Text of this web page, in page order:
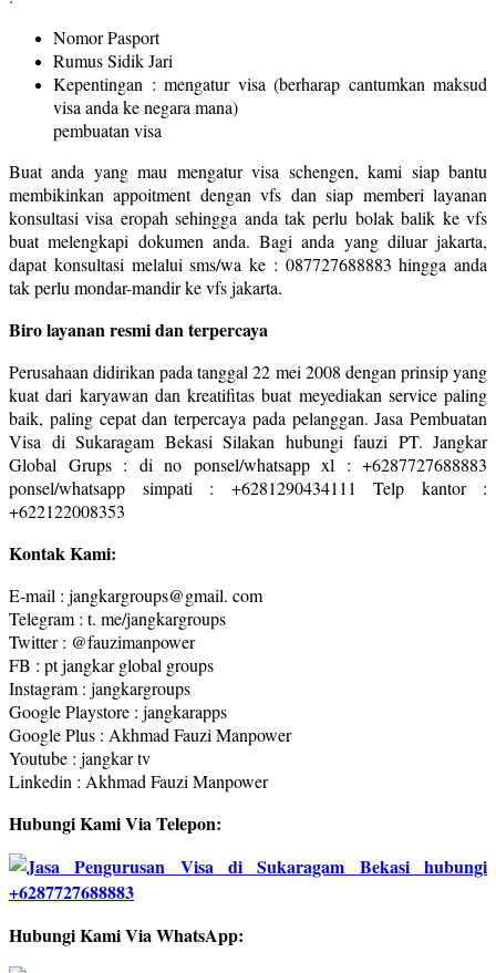
Nomor Pasport
Rumus Sidik Jari
Kepentingan : mengatur visa (berharap cantumkan maksud
visa anda ke negara mana)
pembuatan visa
Buat anda yang mau mengatur visa schengen, kami siap bantu
membikinkan appoitment dengan vfs dan siap memberi layanan
konsultasi visa eropah sehingga anda tak perlu bolak balik ke vfs
buat melengkapi dokumen anda. Bagi anda yang diluar jakarta,
dapat konsultasi melalui sms/wa ke : 087727688883 hingga anda
tak perlu mondar-mandir ke vfs jakarta.
Biro layanan resmi dan terpercaya
Perusahaan didirikan pada tanggal 22 mei 2008 dengan prinsip yang
kuat dari karyawan dan kreatifitas buat meyediakan service paling
baik, paling cepat dan terpercaya pada pelanggan. Jasa Pembuatan
Visa di Sukaragam Bekasi Silakan hubungi fauzi PT. Jangkar
Global Grups : di no ponsel/whatsapp xl : +6287727688883
ponsel/whatsapp simpati : +6281290434111 Telp kantor :
+622122008353
Kontak Kami:
E-mail : jangkargroups@gmail. com
Telegram : t. me/jangkargroups
Twitter : @fauzimanpower
FB : pt jangkar global groups
Instagram : jangkargroups
Google Playstore : jangkarapps
Google Plus : Akhmad Fauzi Manpower
Youtube : jangkar tv
Linkedin : Akhmad Fauzi Manpower
Hubungi Kami Via Telepon:
Hubungi Kami Via WhatsApp: